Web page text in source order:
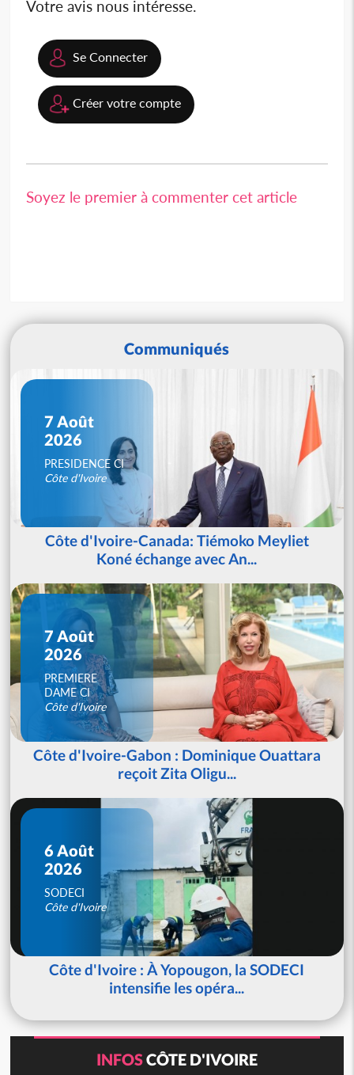
Votre avis nous intéresse.
Se Connecter
Créer votre compte
Soyez le premier à commenter cet article
Communiqués
7 Août
2026
PRESIDENCE CI
Côte d'Ivoire
Côte d'Ivoire-Canada: Tiémoko Meyliet
Koné échange avec An...
7 Août
2026
PREMIERE
DAME CI
Côte d'Ivoire
Côte d'Ivoire-Gabon : Dominique Ouattara
reçoit Zita Oligu...
6 Août
2026
SODECI
Côte d'Ivoire
Côte d'Ivoire : À Yopougon, la SODECI
intensifie les opéra...
INFOSCÔTE D'IVOIRE